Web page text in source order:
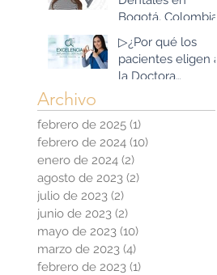
Bogotá, Colombia:
Beneficios que
superan las
expectativas
▷¿Por qué los
pacientes eligen a
la Doctora
Implantes
Dentales en
Bogotá, Colombia?
Archivo
febrero de 2025 (1)
febrero de 2024 (10)
enero de 2024 (2)
agosto de 2023 (2)
julio de 2023 (2)
junio de 2023 (2)
mayo de 2023 (10)
marzo de 2023 (4)
febrero de 2023 (1)